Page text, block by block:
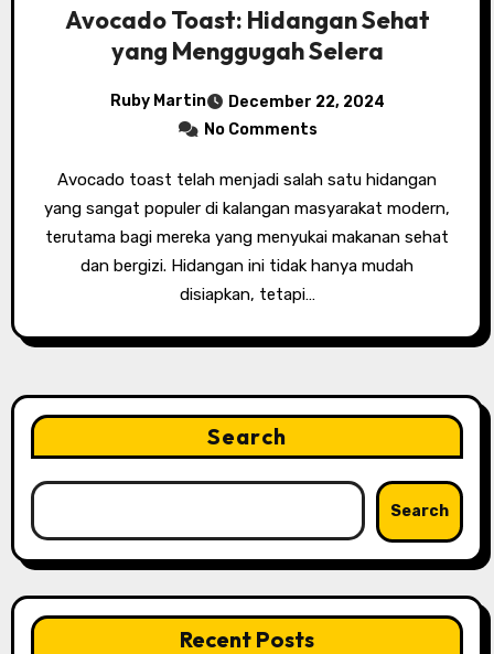
Avocado Toast: Hidangan Sehat
yang Menggugah Selera
Ruby Martin
December 22, 2024
No Comments
Avocado toast telah menjadi salah satu hidangan
yang sangat populer di kalangan masyarakat modern,
terutama bagi mereka yang menyukai makanan sehat
dan bergizi. Hidangan ini tidak hanya mudah
disiapkan, tetapi…
Search
Search
Recent Posts